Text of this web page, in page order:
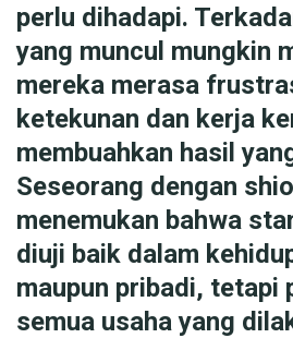
perlu dihadapi.
yang muncul mungkin
mereka merasa
ketekunan dan kerja
membuahkan hasil
Seseorang dengan
menemukan bahwa
diuji baik dalam
maupun pribadi, tetapi
semua usaha yang